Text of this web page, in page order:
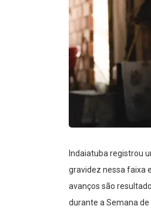
Indaiatuba registrou
gravidez nessa faixa
avanços são
durante a Semana